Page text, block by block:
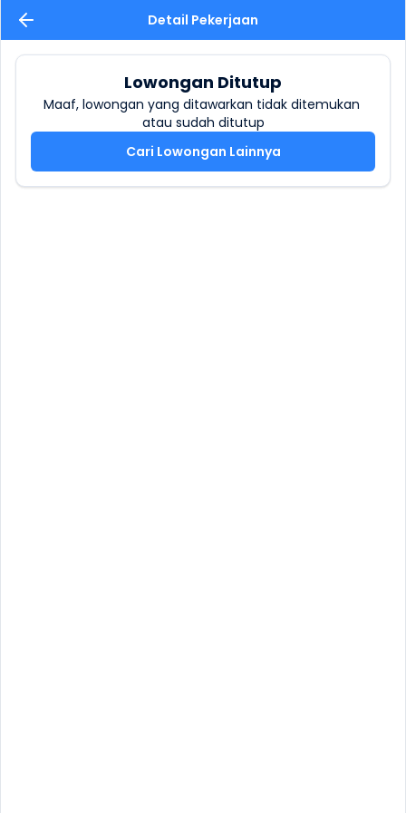
Detail Pekerjaan
Lowongan Ditutup
Maaf, lowongan yang ditawarkan tidak ditemukan
atau sudah ditutup
Cari Lowongan Lainnya